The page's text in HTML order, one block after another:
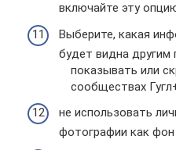
включайте эту
Выберите, какая
будет видна другим
показывать или
сообществах
не использовать
фотографии как фон